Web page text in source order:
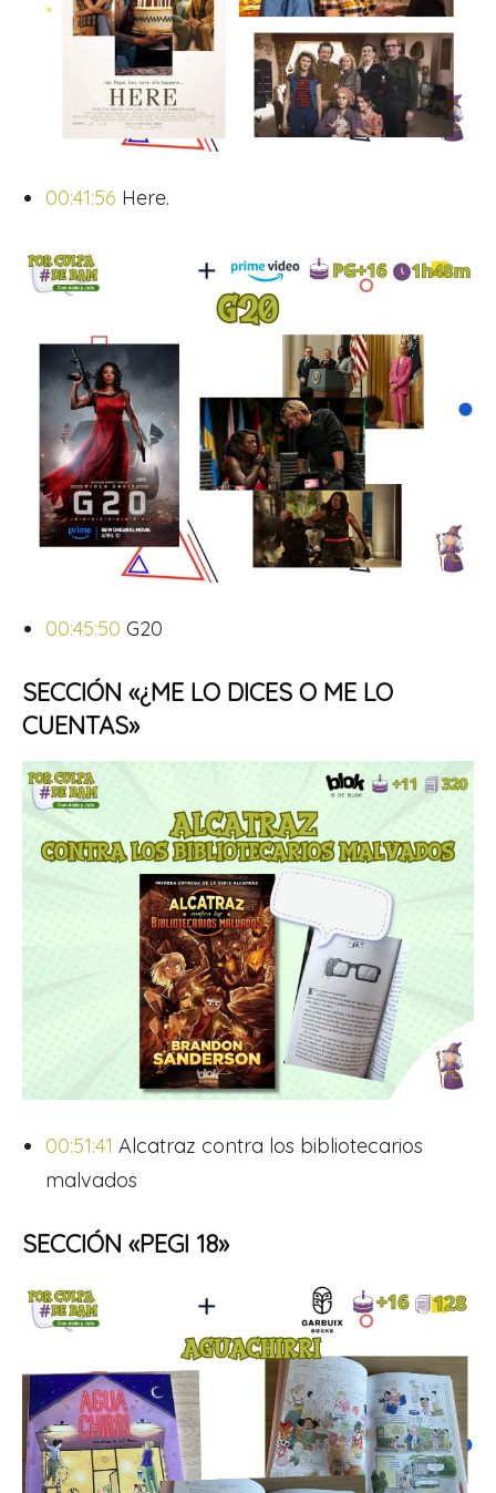
00:41:56 Here.
00:45:50 G20
SECCIÓN «¿ME LO DICES O ME LO
CUENTAS»
00:51:41 Alcatraz contra los bibliotecarios
malvados
SECCIÓN «PEGI 18»